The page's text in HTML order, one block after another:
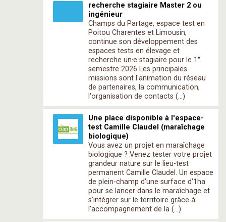
recherche stagiaire Master 2 ou
ingénieur
Champs du Partage, espace test en
Poitou Charentes et Limousin,
continue son développement des
espaces tests en élevage et
recherche un·e stagiaire pour le 1°
semestre 2026 Les principales
missions sont l'animation du réseau
de partenaires, la communication,
l'organisation de contacts (…)
Une place disponible à l'espace-
test Camille Claudel (maraîchage
biologique)
Vous avez un projet en maraîchage
biologique ? Venez tester votre projet
grandeur nature sur le lieu-test
permanent Camille Claudel. Un espace
de plein-champ d'une surface d'1ha
pour se lancer dans le maraîchage et
s'intégrer sur le territoire grâce à
l'accompagnement de la (…)